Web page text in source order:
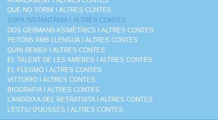
QUE NO TORNI I ALTRES CONTES
SOPA INSTANTÀNIA I ALTRES CONTES
DOS GERMANS ASIMÈTRICS I ALTRES CONTES
PETONS AMB LLENGUA I ALTRES CONTES
QUIN REMEI! I ALTRES CONTES
EL TALENT DE LES AMEBES I ALTRES CONTES
EL FLEGMÓ I ALTRES CONTES
VITTORIO I ALTRES CONTES
BIOGRAFIA I ALTRES CONTES
L'ANGOIXA DEL RETRATISTA I ALTRES CONTES
L'ESTIU D'ULISSES I ALTRES CONTES